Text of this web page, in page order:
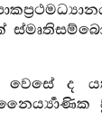
වෙසේ